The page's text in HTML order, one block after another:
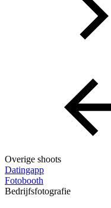
Overige shoots
Datingapp
Fotobooth
Bedrijfsfotografie